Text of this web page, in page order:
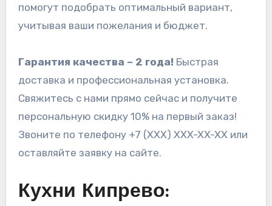
помогут подобрать оптимальный вариант,
учитывая ваши пожелания и бюджет.
Гарантия качества – 2 года! Быстрая
доставка и профессиональная установка.
Свяжитесь с нами прямо сейчас и получите
персональную скидку 10% на первый заказ!
Звоните по телефону +7 (XXX) XXX-XX-XX или
оставляйте заявку на сайте.
Кухни Кипрево: